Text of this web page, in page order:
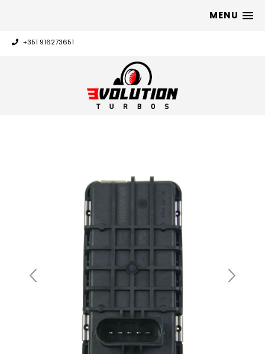
MENU
+351 916273651